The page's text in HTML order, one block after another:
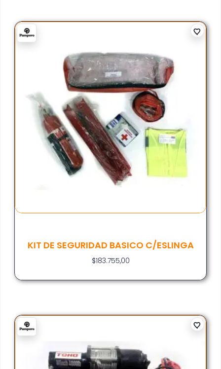
KIT DE SEGURIDAD BASICO C/ESLINGA
$183.755,00